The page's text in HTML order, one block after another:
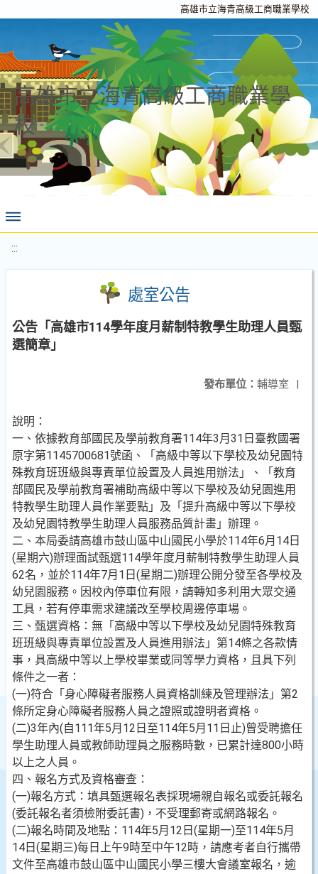
高雄市立海青高級工商職業學校
高雄市立海青高級工商職業學
校
:::
處室公告
公告「高雄市114學年度月薪制特教學生助理人員甄
選簡章」
發布單位： 輔導室 |
說明：
一、依據教育部國民及學前教育署114年3月31日臺教國署
原字第1145700681號函、「高級中等以下學校及幼兒園特
殊教育班班級與專責單位設置及人員進用辦法」、「教育
部國民及學前教育署補助高級中等以下學校及幼兒園進用
特教學生助理人員作業要點」及「提升高級中等以下學校
及幼兒園特教學生助理人員服務品質計畫」辦理。
二、本局委請高雄市鼓山區中山國民小學於114年6月14日
(星期六)辦理面試甄選114學年度月薪制特教學生助理人員
62名，並於114年7月1日(星期二)辦理公開分發至各學校及
幼兒園服務。因校內停車位有限，請轉知多利用大眾交通
工具，若有停車需求建議改至學校周邊停車場。
三、甄選資格：無「高級中等以下學校及幼兒園特殊教育
班班級與專責單位設置及人員進用辦法」第14條之各款情
事，具高級中等以上學校畢業或同等學力資格，且具下列
條件之一者：
(一)符合「身心障礙者服務人員資格訓練及管理辦法」第2
條所定身心障礙者服務人員之證照或證明者資格。
(二)3年內(自111年5月12日至114年5月11日止)曾受聘擔任
學生助理人員或教師助理員之服務時數，已累計達800小時
以上之人員。
四、報名方式及資格審查：
(一)報名方式：填具甄選報名表採現場親自報名或委託報名
(委託報名者須檢附委託書)，不受理郵寄或網路報名。
(二)報名時間及地點：114年5月12日(星期一)至114年5月
14日(星期三)每日上午9時至中午12時，請應考者自行攜帶
文件至高雄市鼓山區中山國民小學三樓大會議室報名，逾